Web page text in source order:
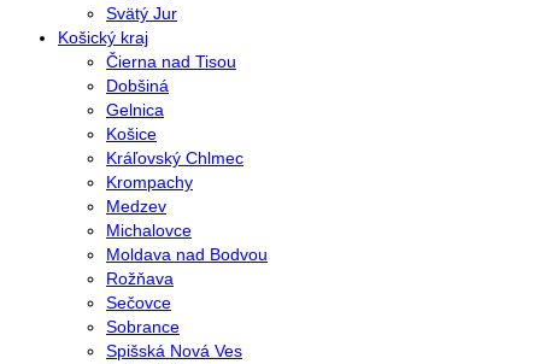
Svätý Jur
Košický kraj
Čierna nad Tisou
Dobšiná
Gelnica
Košice
Kráľovský Chlmec
Krompachy
Medzev
Michalovce
Moldava nad Bodvou
Rožňava
Sečovce
Sobrance
Spišská Nová Ves